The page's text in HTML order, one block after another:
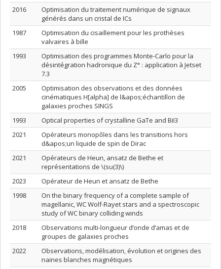
2016
Optimisation du traitement numérique de signaux
générés dans un cristal de ICs
1987
Optimisation du cisaillement pour les prothèses
valvaires à bille
1993
Optimisation des programmes Monte-Carlo pour la
désintégration hadronique du Z° : application à Jetset
7.3
2005
Optimisation des observations et des données
cinématiques H[alpha] de l&apos;échantillon de
galaxies proches SINGS
1993
Optical properties of crystalline GaTe and BiI3
2021
Opérateurs monopôles dans les transitions hors
d&apos;un liquide de spin de Dirac
2021
Opérateurs de Heun, ansatz de Bethe et
représentations de \(su(3)\)
2023
Opérateur de Heun et ansatz de Bethe
1998
On the binary frequency of a complete sample of
magellanic, WC Wolf-Rayet stars and a spectroscopic
study of WC binary colliding winds
2018
Observations multi-longueur d’onde d’amas et de
groupes de galaxies proches
2022
Observations, modélisation, évolution et origines des
naines blanches magnétiques